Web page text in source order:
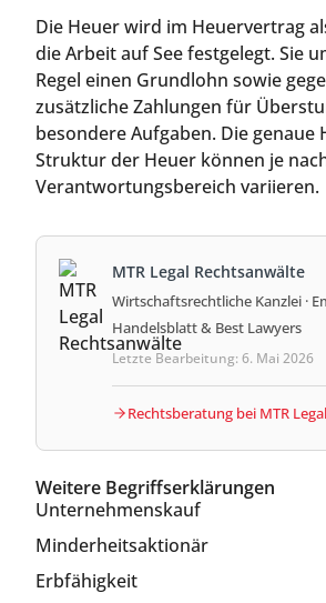
Die Heuer wird im Heuervertrag
die Arbeit auf See festgelegt. Sie
Regel einen Grundlohn sowie
zusätzliche Zahlungen für
besondere Aufgaben. Die genaue
Struktur der Heuer können je
Verantwortungsbereich variieren.
MTR Legal Rechtsanwälte
Wirtschaftsrechtliche Kanzlei ·
Handelsblatt & Best Lawyers
Letzte Bearbeitung: 6. Mai 2026
Rechtsberatung bei MTR
Weitere Begriffserklärungen
Unternehmenskauf
Minderheitsaktionär
Erbfähigkeit